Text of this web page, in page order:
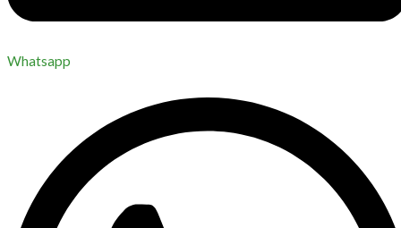
Whatsapp